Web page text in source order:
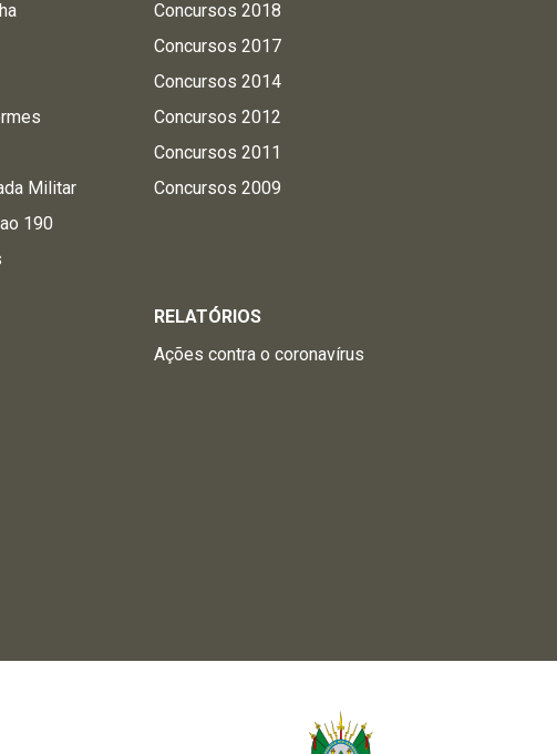
Militar
190
Concursos 2018
Concursos 2017
Concursos 2014
Concursos 2012
Concursos 2011
Concursos 2009
RELATÓRIOS
Ações contra o coronavírus